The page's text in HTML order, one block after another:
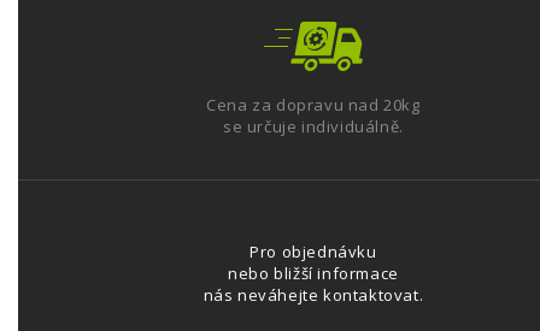
Cena za dopravu nad 20kg
se určuje individuálně.
Pro objednávku
nebo bližší informace
nás neváhejte kontaktovat.